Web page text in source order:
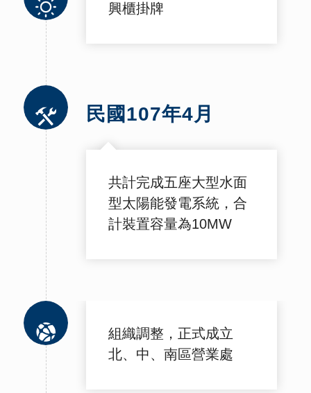
興櫃掛牌
民國107年4月
共計完成五座大型水面
型太陽能發電系統，合
計裝置容量為10MW
組織調整，正式成立
北、中、南區營業處